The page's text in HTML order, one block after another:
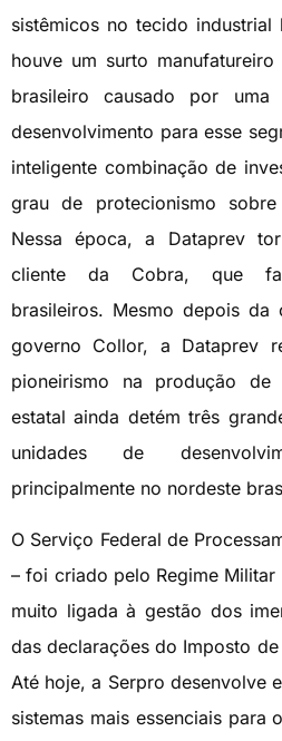
sistêmicos no tecido
houve um surto
brasileiro causado por uma
desenvolvimento para esse
inteligente combinação de
grau de protecionismo
Nessa época, a Dataprev
cliente da Cobra, que
brasileiros. Mesmo depois da
governo Collor, a Dataprev
pioneirismo na produção de
estatal ainda detém três
unidades de
principalmente no nordeste
O Serviço Federal de
– foi criado pelo Regime
muito ligada à gestão dos
das declarações do Imposto de
Até hoje, a Serpro desenvolve
sistemas mais essenciais para